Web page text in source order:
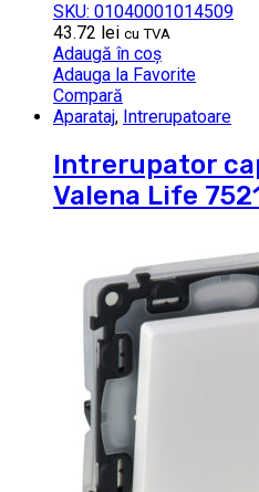
SKU: 01040001014509
43.72 lei cu TVA
Adaugă în coș
Adauga la Favorite
Compară
Aparataj, Intrerupatoare
Intrerupator
Valena Life